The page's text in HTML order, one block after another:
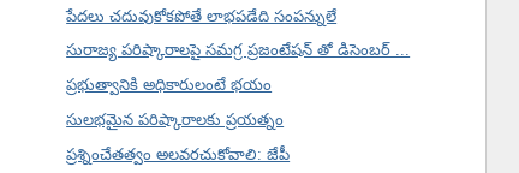
పేదలు చదువుకోకపోతే లాభపడేది సంపన్నులే
సురాజ్య పరిష్కారాలపై సమగ్ర ప్రజంటేషన్ తో డిసెంబర్ ...
ప్రభుత్వానికి అధికారులంటే భయం
సులభమైన పరిష్కారాలకు ప్రయత్నం
ప్రశ్నించేతత్వం అలవరచుకోవాలి: జేపీ